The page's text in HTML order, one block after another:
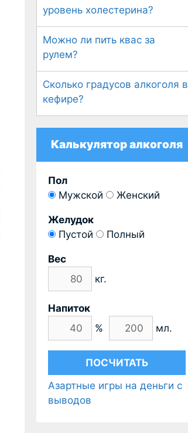
уровень холестерина?
Можно ли пить квас за
рулем?
Сколько градусов алкоголя в
кефире?
Калькулятор алкоголя
Пол
Мужской
Женский
Желудок
Пустой
Полный
Вес
кг.
Напиток
%
мл.
Азартные игры на деньги с
выводов